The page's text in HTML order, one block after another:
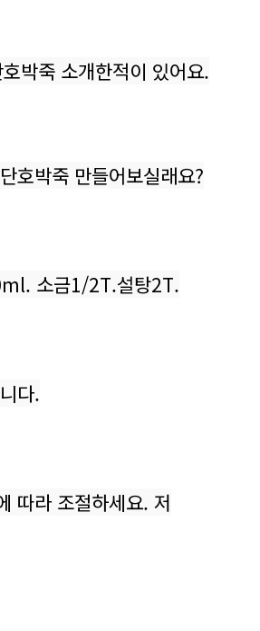
박죽 소개한적이 있어요.
호박죽 만들어보실래요?
소금1/2T.설탕2T.
다.
따라 조절하세요. 저